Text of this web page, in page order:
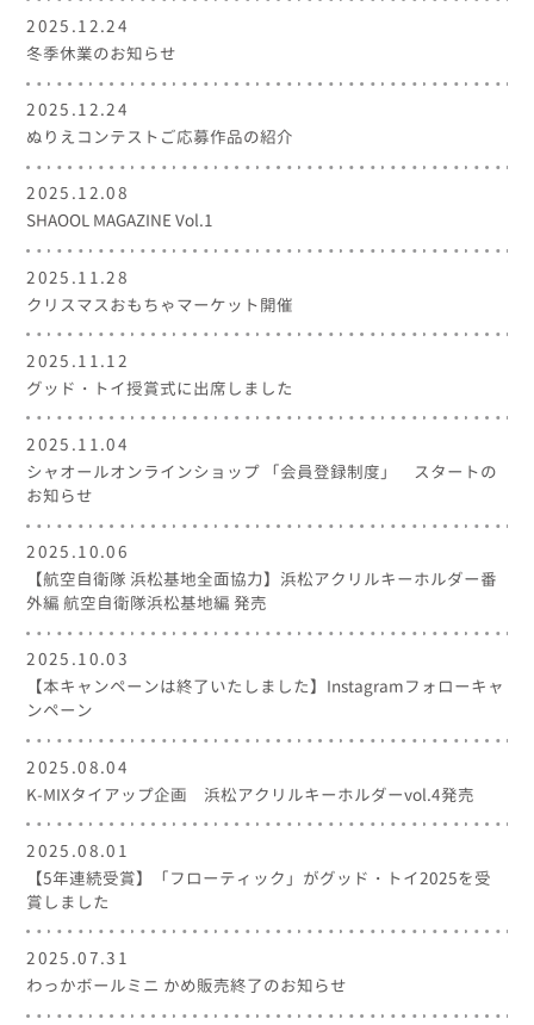
2025.12.24
冬季休業のお知らせ
2025.12.24
ぬりえコンテストご応募作品の紹介
2025.12.08
SHAOOL MAGAZINE Vol.1
2025.11.28
クリスマスおもちゃマーケット開催
2025.11.12
グッド・トイ授賞式に出席しました
2025.11.04
シャオールオンラインショップ 「会員登録制度」 スタートの
お知らせ
2025.10.06
【航空自衛隊 浜松基地全面協力】浜松アクリルキーホルダー番
外編 航空自衛隊浜松基地編 発売
2025.10.03
【本キャンペーンは終了いたしました】Instagramフォローキャ
ンペーン
2025.08.04
K-MIXタイアップ企画 浜松アクリルキーホルダーvol.4発売
2025.08.01
【5年連続受賞】「フローティック」がグッド・トイ2025を受
賞しました
2025.07.31
わっかボールミニ かめ販売終了のお知らせ